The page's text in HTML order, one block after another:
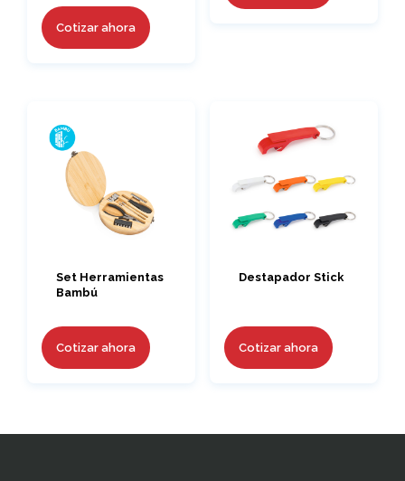
Cotizar ahora
Set Herramientas
Bambú
Cotizar ahora
Destapador Stick
Cotizar ahora